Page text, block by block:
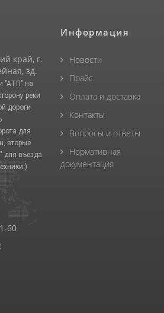
край, г.
зд.
"АТП" на
реки
дороги
для
вторые
для въезда
60
Информация
Новости
Прайс
Оплата и доставка
Контакты
Вопросы и ответы
Нормативная
документация